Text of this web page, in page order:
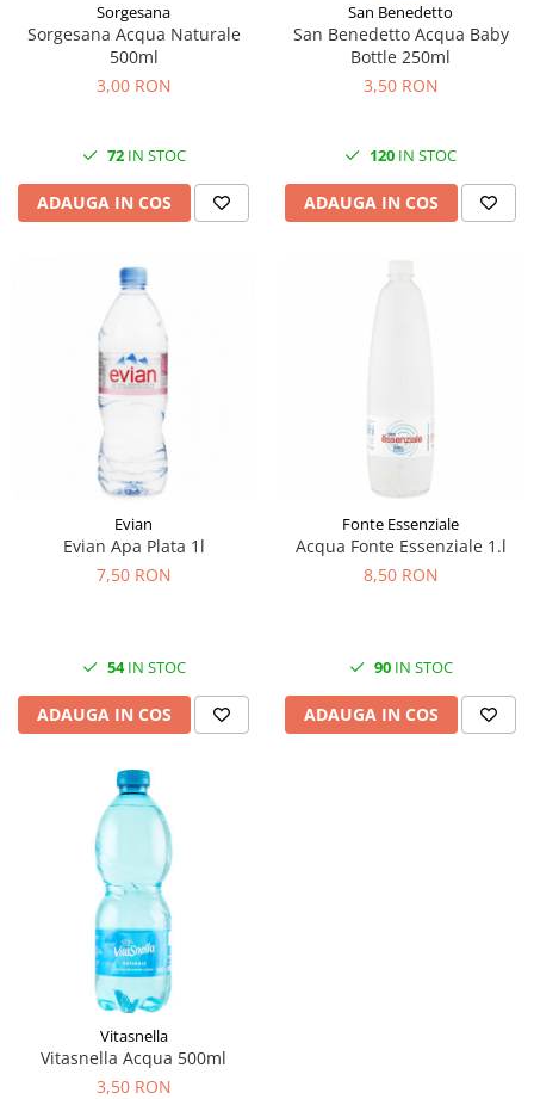
Sorgesana
Sorgesana Acqua Naturale
500ml
3,00 RON
72IN STOC
ADAUGA IN COS
San Benedetto
San Benedetto Acqua Baby
Bottle 250ml
3,50 RON
120 IN STOC
ADAUGA IN COS
Evian
Evian Apa Plata 1l
7,50 RON
54IN STOC
ADAUGA IN COS
Fonte Essenziale
Acqua Fonte Essenziale 1.l
8,50 RON
90IN STOC
ADAUGA IN COS
Vitasnella
Vitasnella Acqua 500ml
3,50 RON